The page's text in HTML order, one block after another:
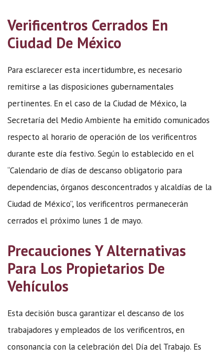
Verificentros Cerrados En
Ciudad De México
Para esclarecer esta incertidumbre, es necesario
remitirse a las disposiciones gubernamentales
pertinentes. En el caso de la Ciudad de México, la
Secretaría del Medio Ambiente ha emitido comunicados
respecto al horario de operación de los verificentros
durante este día festivo. Según lo establecido en el
“Calendario de días de descanso obligatorio para
dependencias, órganos desconcentrados y alcaldías de la
Ciudad de México”, los verificentros permanecerán
cerrados el próximo lunes 1 de mayo.
Precauciones Y Alternativas
Para Los Propietarios De
Vehículos
Esta decisión busca garantizar el descanso de los
trabajadores y empleados de los verificentros, en
consonancia con la celebración del Día del Trabajo. Es